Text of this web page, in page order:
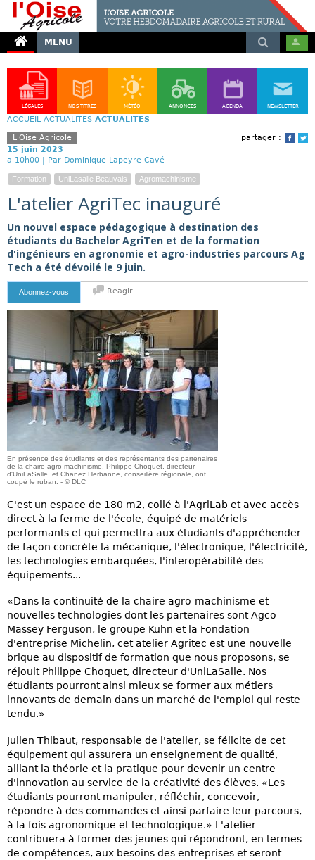
MENU
LÉGALES NOS TITRES MÉTÉO ANNONCES AGENDA NEWSLETTER
ACCUEIL ACTUALITÉS ACTUALITÉS
partager :
L'Oise Agricole
15 juin 2023
a 10h00 | Par Dominique Lapeyre-Cavé
Formation UniLasalle Beauvais Agromachinisme
L'atelier AgriTec inauguré
Un nouvel espace pédagogique à destination des
étudiants du Bachelor AgriTen et de la formation
d'ingénieurs en agronomie et agro-industries parcours Ag
Tech a été dévoilé le 9 juin.
Abonnez-vous Reagir
En présence des étudiants et des représentants des partenaires
de la chaire agro-machinisme, Philippe Choquet, directeur
d'UniLaSalle, et Chanez Herbanne, conseillère régionale, ont
coupé le ruban. - © DLC
C'est un espace de 180 m2, collé à l'AgriLab et avec accès
direct à la ferme de l'école, équipé de matériels
performants et qui permettra aux étudiants d'appréhender
de façon concrète la mécanique, l'électronique, l'électricité,
les technologies embarquées, l'interopérabilité des
équipements...
«Dans la continuité de la chaire agro-machinisme et
nouvelles technologies dont les partenaires sont Agco-
Massey Ferguson, le groupe Kuhn et la Fondation
d'entreprise Michelin, cet atelier Agritec est une nouvelle
brique au dispositif de formation que nous proposons, se
réjouit Philippe Choquet, directeur d'UniLaSalle. Nos
étudiants pourront ainsi mieux se former aux métiers
innovants de demain dans un marché de l'emploi qui reste
tendu.»
Julien Thibaut, responsable de l'atelier, se félicite de cet
équipement qui assurera un enseignement de qualité,
alliant la théorie et la pratique pour devenir un centre
d'innovation au service de la créativité des élèves. «Les
étudiants pourront manipuler, réfléchir, concevoir,
répondre à des commandes et ainsi parfaire leur parcours,
à la fois agronomique et technologique.» L'atelier
contribuera à former des jeunes qui répondront, en termes
de compétences, aux besoins des entreprises et seront